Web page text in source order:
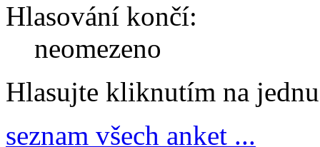
Hlasování končí:
neomezeno
Hlasujte kliknutím na
seznam všech anket ...